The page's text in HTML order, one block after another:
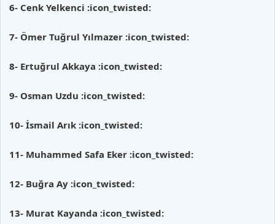
6- Cenk Yelkenci :icon_twisted:
7- Ömer Tuğrul Yılmazer :icon_twisted:
8- Ertuğrul Akkaya :icon_twisted:
9- Osman Uzdu :icon_twisted:
10- İsmail Arık :icon_twisted:
11- Muhammed Safa Eker :icon_twisted:
12- Buğra Ay :icon_twisted:
13- Murat Kayanda :icon_twisted: